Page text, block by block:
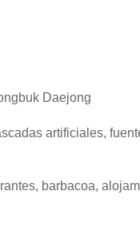
Daejong
artificiales,
barbacoa,